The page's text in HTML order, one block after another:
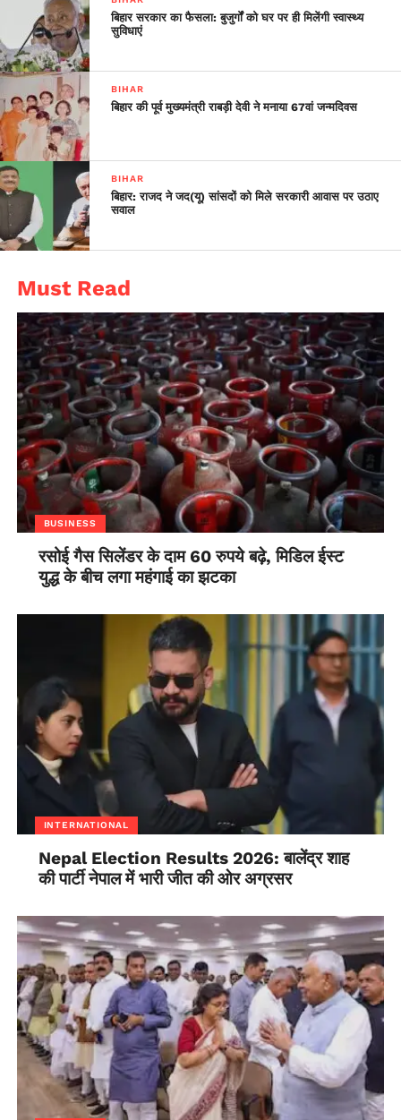
बिहार सरकार का फैसला: बुजुर्गों को घर पर ही मिलेंगी स्वास्थ्य
सुविधाएं
BIHAR
बिहार की पूर्व मुख्यमंत्री राबड़ी देवी ने मनाया 67वां जन्मदिवस
BIHAR
बिहार: राजद ने जद(यू) सांसदों को मिले सरकारी आवास पर उठाए
सवाल
Must Read
BUSINESS
रसोई गैस सिलेंडर के दाम 60 रुपये बढ़े, मिडिल ईस्ट
युद्ध के बीच लगा महंगाई का झटका
INTERNATIONAL
Nepal Election Results 2026: बालेंद्र शाह
की पार्टी नेपाल में भारी जीत की ओर अग्रसर